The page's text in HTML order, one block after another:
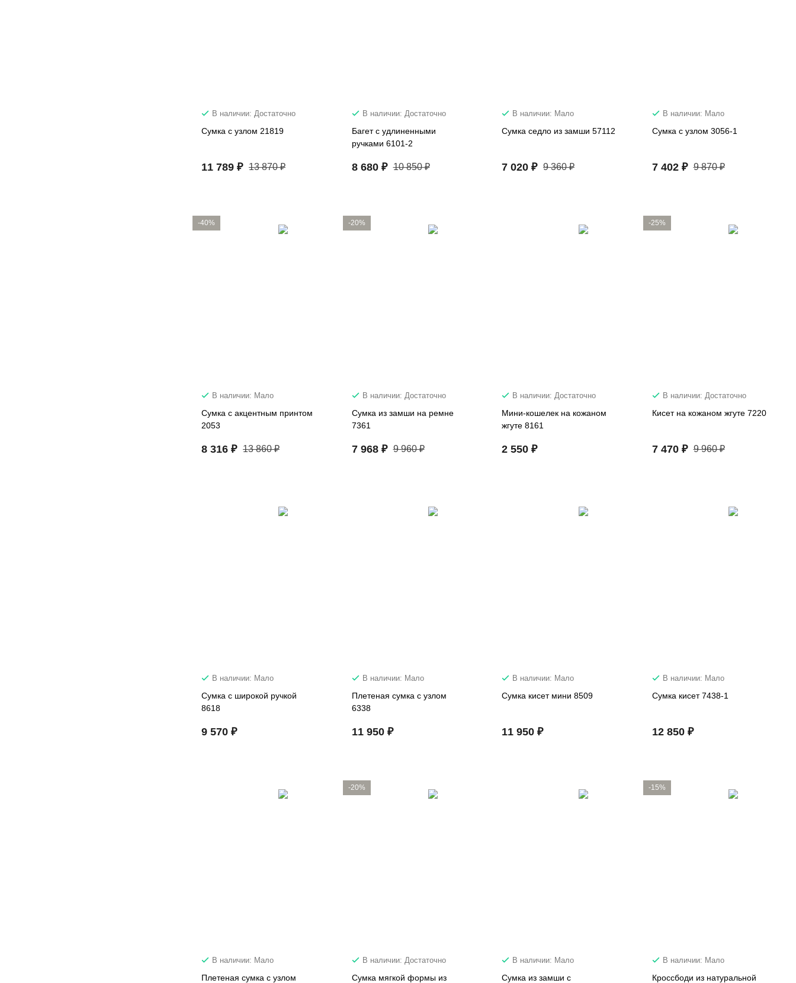
В наличии: Достаточно
Сумка с узлом 21819
11 789 ₽ 13 870 ₽
В наличии: Достаточно
Багет с удлиненными
ручками 6101-2
8 680 ₽ 10 850 ₽
В наличии: Мало
Сумка седло из замши 57112
7 020 ₽ 9 360 ₽
В наличии: Мало
Сумка с узлом 3056-1
7 402 ₽ 9 870 ₽
-40%
В наличии: Мало
Сумка с акцентным принтом
2053
8 316 ₽ 13 860 ₽
-20%
В наличии: Достаточно
Сумка из замши на ремне
7361
7 968 ₽ 9 960 ₽
В наличии: Достаточно
Мини-кошелек на кожаном
жгуте 8161
2 550 ₽
-25%
В наличии: Достаточно
Кисет на кожаном жгуте 7220
7 470 ₽ 9 960 ₽
В наличии: Мало
Сумка c широкой ручкой
8618
9 570 ₽
В наличии: Мало
Плетеная сумка с узлом
6338
11 950 ₽
В наличии: Мало
Сумка кисет мини 8509
11 950 ₽
В наличии: Мало
Сумка кисет 7438-1
12 850 ₽
В наличии: Мало
Плетеная сумка с узлом
-20%
В наличии: Достаточно
Сумка мягкой формы из
В наличии: Мало
Сумка из замши с
-15%
В наличии: Мало
Кроссбоди из натуральной